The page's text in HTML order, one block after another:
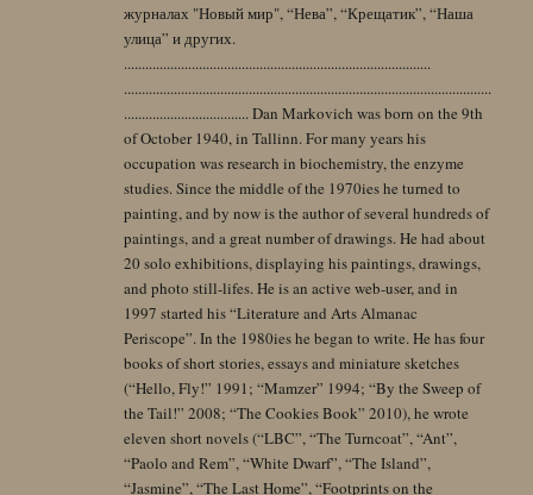
журналах "Новый мир", “Нева”, “Крещатик”, “Наша
улица” и других.
......................................................................................
.......................................................................................................
................................... Dan Markovich was born on the 9th
of October 1940, in Tallinn. For many years his
occupation was research in biochemistry, the enzyme
studies. Since the middle of the 1970ies he turned to
painting, and by now is the author of several hundreds of
paintings, and a great number of drawings. He had about
20 solo exhibitions, displaying his paintings, drawings,
and photo still-lifes. He is an active web-user, and in
1997 started his “Literature and Arts Almanac
Periscope”. In the 1980ies he began to write. He has four
books of short stories, essays and miniature sketches
(“Hello, Fly!” 1991; “Mamzer” 1994; “By the Sweep of
the Tail!” 2008; “The Cookies Book” 2010), he wrote
eleven short novels (“LBC”, “The Turncoat”, “Ant”,
“Paolo and Rem”, “White Dwarf”, “The Island”,
“Jasmine”, “The Last Home”, “Footprints on the